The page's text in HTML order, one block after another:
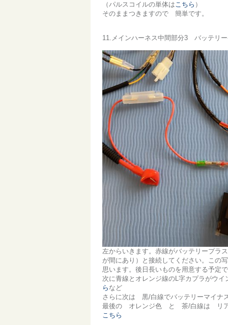
（パルスコイルの単体はこちら ）
そのままつきますので 簡単です。
11.メインハーネス中間部分3 バッテリ
左からいきます。赤線がバッテリープラ
が間にあり）と接続してください。この
思います。後日長いものを用意する予
次に青線とオレンジ線のL字カプラがウ
ら など
さらに次は 黒/白線でバッテリーマイナ
最後の オレンジ色 と 茶/白線は リア
こちら